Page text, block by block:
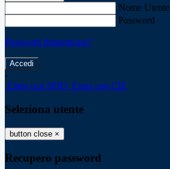
Nome Utente
Password
Password dimenticata?
-
Entra con SPID Entra con CIE
Seleziona utente
button close ×
Recupero password